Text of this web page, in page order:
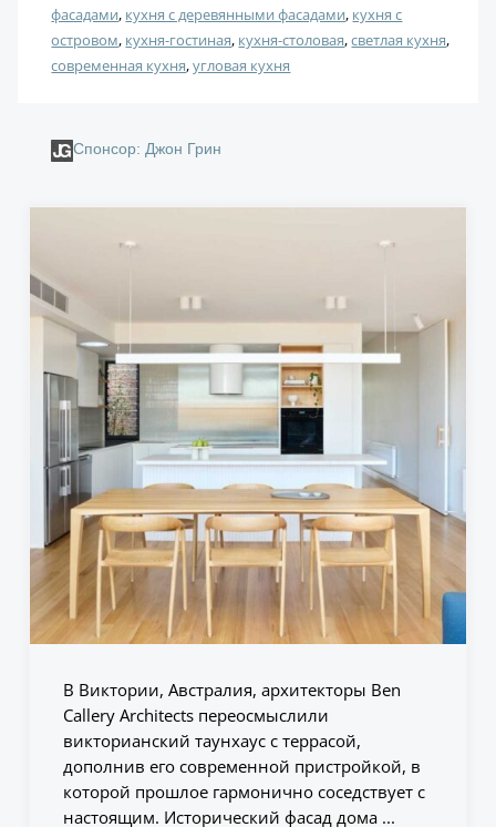
фасадами, кухня с деревянными фасадами, кухня с
островом, кухня-гостиная, кухня-столовая, светлая кухня
современная кухня, угловая кухня
Спонсор: Джон Грин
В Виктории, Австралия, архитекторы Ben
Callery Architects переосмыслили
викторианский таунхаус с террасой,
дополнив его современной пристройкой, в
которой прошлое гармонично соседствует с
настоящим. Исторический фасад дома ...